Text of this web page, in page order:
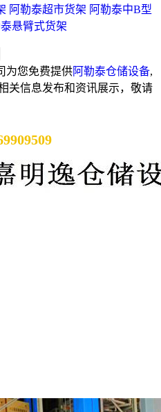
阿勒泰超市货架 阿勒泰中B型
悬臂式货架
为您免费提供阿勒泰仓储设备,
关信息发布和资讯展示，敬请